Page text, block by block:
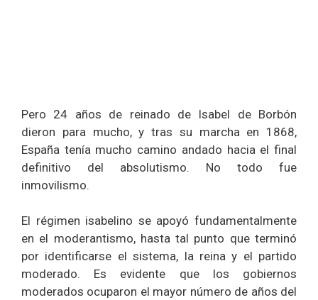
Pero 24 años de reinado de Isabel de Borbón
dieron para mucho, y tras su marcha en 1868,
España tenía mucho camino andado hacia el final
definitivo del absolutismo. No todo fue
inmovilismo.
El régimen isabelino se apoyó fundamentalmente
en el moderantismo, hasta tal punto que terminó
por identificarse el sistema, la reina y el partido
moderado. Es evidente que los gobiernos
moderados ocuparon el mayor número de años del